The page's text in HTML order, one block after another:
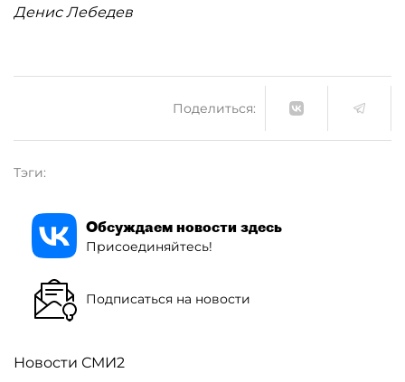
Денис Лебедев
Поделиться:
Тэги:
Обсуждаем новости здесь
Присоединяйтесь!
Подписаться на новости
Новости СМИ2